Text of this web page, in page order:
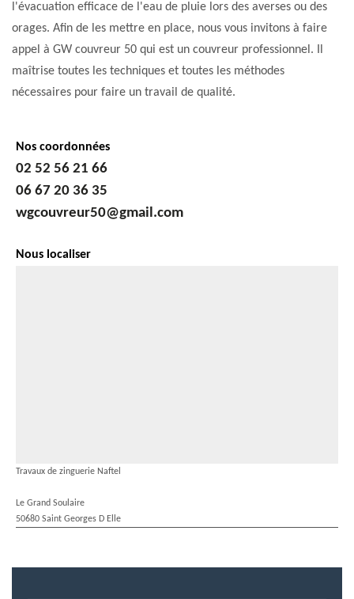
l'évacuation efficace de l'eau de pluie lors des averses ou des
orages. Afin de les mettre en place, nous vous invitons à faire
appel à GW couvreur 50 qui est un couvreur professionnel. Il
maîtrise toutes les techniques et toutes les méthodes
nécessaires pour faire un travail de qualité.
Nos coordonnées
02 52 56 21 66
06 67 20 36 35
wgcouvreur50@gmail.com
Nous localiser
Travaux de zinguerie Naftel
Le Grand Soulaire
50680 Saint Georges D Elle